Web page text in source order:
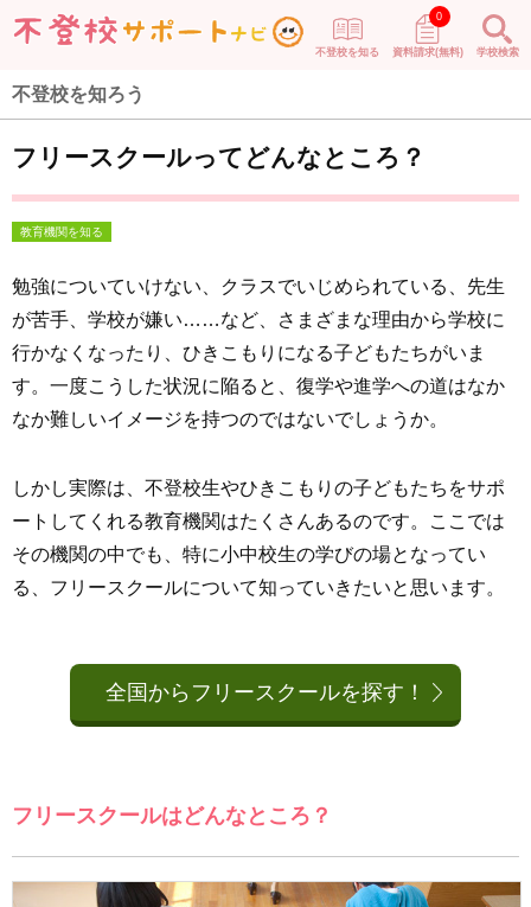
不登校を知る 資料請求(無料)
0
学校検索
不登校を知ろう
フリースクールってどんなところ？
教育機関を知る
勉強についていけない、クラスでいじめられている、先生
が苦手、学校が嫌い……など、さまざまな理由から学校に
行かなくなったり、ひきこもりになる子どもたちがいま
す。一度こうした状況に陥ると、復学や進学への道はなか
なか難しいイメージを持つのではないでしょうか。
しかし実際は、不登校生やひきこもりの子どもたちをサポ
ートしてくれる教育機関はたくさんあるのです。ここでは
その機関の中でも、特に小中校生の学びの場となってい
る、フリースクールについて知っていきたいと思います。
全国からフリースクールを探す！
フリースクールはどんなところ？